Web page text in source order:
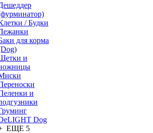
/ Будки
для корма
и
и
Dog
ЕЩЕ 5